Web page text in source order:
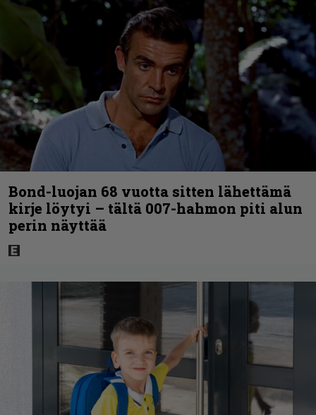
Bond-luojan 68 vuotta sitten lähettämä
kirje löytyi – tältä 007-hahmon piti alun
perin näyttää